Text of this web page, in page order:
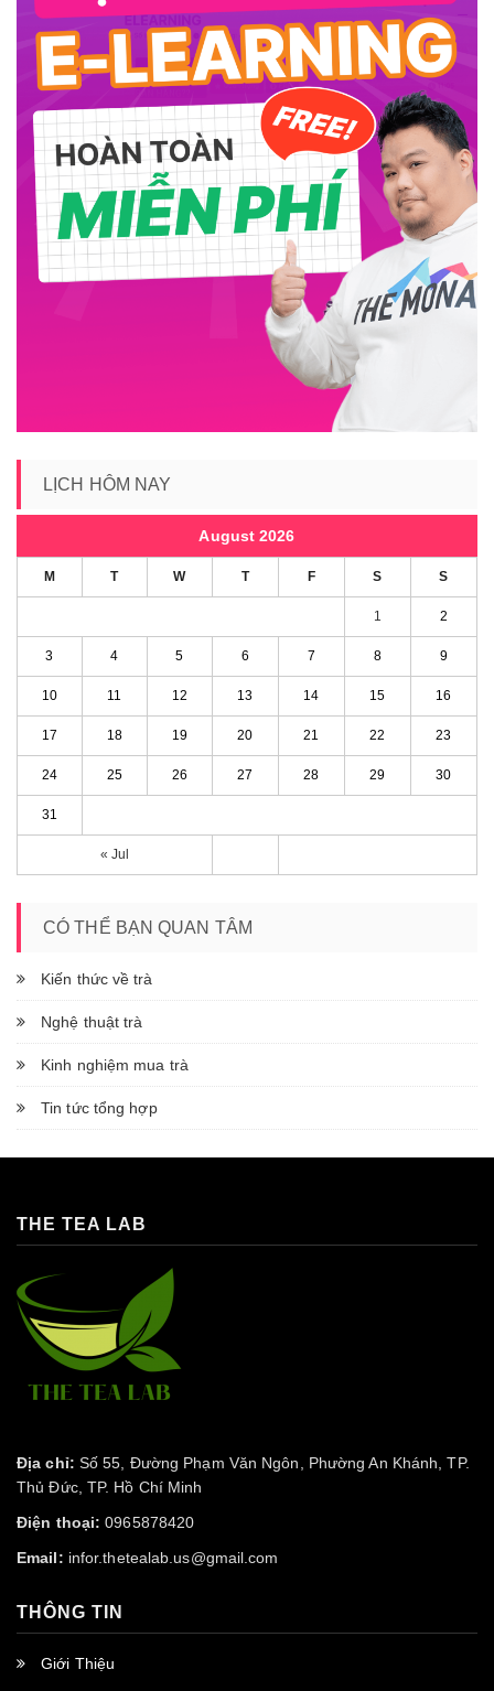
LỊCH HÔM NAY
August 2026
M T W T F S S
« Jul
1 2
3 4 5 6 7 8 9
10 11 12 13 14 15 16
17 18 19 20 21 22 23
24 25 26 27 28 29 30
31
CÓ THỂ BẠN QUAN TÂM
Kiến thức về trà
Nghệ thuật trà
Kinh nghiệm mua trà
Tin tức tổng hợp
THE TEA LAB
Địa chỉ: Số 55, Đường Phạm Văn Ngôn, Phường An Khánh, TP.
Thủ Đức, TP. Hồ Chí Minh
Điện thoại: 0965878420
Email: infor.thetealab.us@gmail.com
THÔNG TIN
Giới Thiệu